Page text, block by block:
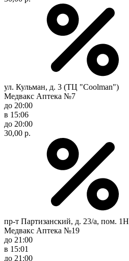
ул. Кульман, д. 3 (ТЦ "Coolman")
Медвакс Аптека №7
до 20:00
в 15:06
до 20:00
30,00 р.
пр-т Партизанский, д. 23/а, пом. 1Н
Медвакс Аптека №19
до 21:00
в 15:01
до 21:00